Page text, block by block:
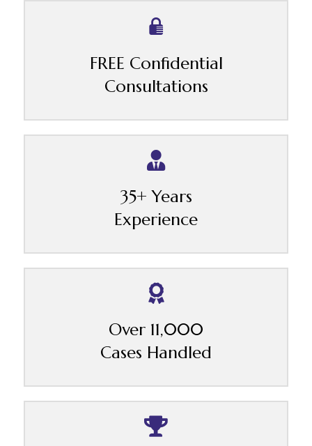
FREE Confidential
Consultations
35+ Years
Experience
Over 11,000
Cases Handled